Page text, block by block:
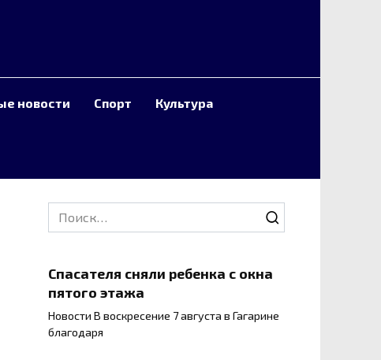
новости Спорт Культура
Search
for:
Спасателя сняли ребенка с окна
пятого этажа
Новости В воскресение 7 августа в Гагарине
благодаря